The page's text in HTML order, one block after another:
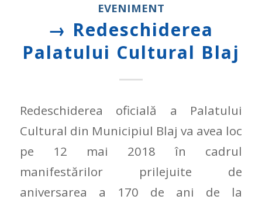
EVENIMENT
→ Redeschiderea
Palatului Cultural Blaj
Redeschiderea oficială a Palatului
Cultural din Municipiul Blaj va avea loc
pe 12 mai 2018 în cadrul
manifestărilor prilejuite de
aniversarea a 170 de ani de la